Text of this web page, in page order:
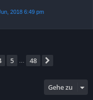
2018 6:49 pm
5 48
Gehe zu